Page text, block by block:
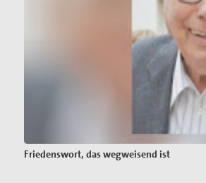
Friedenswort, das wegweisend ist